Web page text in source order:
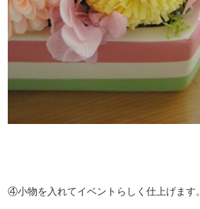
④小物を入れてイベントらしく仕上げます。